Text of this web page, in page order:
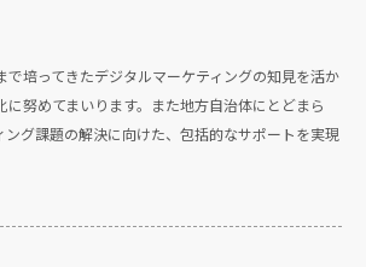
で培ってきたデジタルマーケティングの知見を活か
に努めてまいります。また地方自治体にとどまら
ング課題の解決に向けた、包括的なサポートを実現